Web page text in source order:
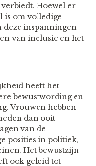
Hoewel er
is om volledige
deze inspanningen
van inclusie en het
heeft het
bewustwording en
Vrouwen hebben
dan ooit
van de
posities in politiek,
Het bewustzijn
ook geleid tot